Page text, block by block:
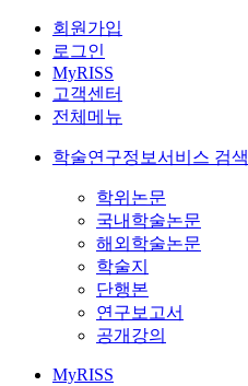
회원가입
로그인
MyRISS
고객센터
전체메뉴
학술연구정보서비스 검색
학위논문
국내학술논문
해외학술논문
학술지
단행본
연구보고서
공개강의
MyRISS